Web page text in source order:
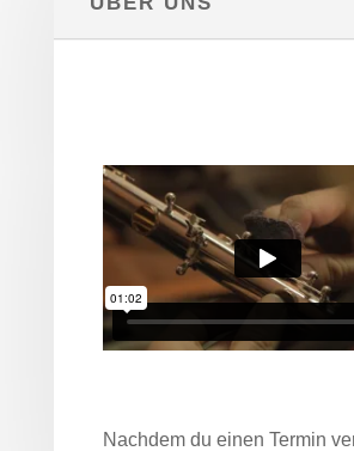
Nachdem du einen Termin